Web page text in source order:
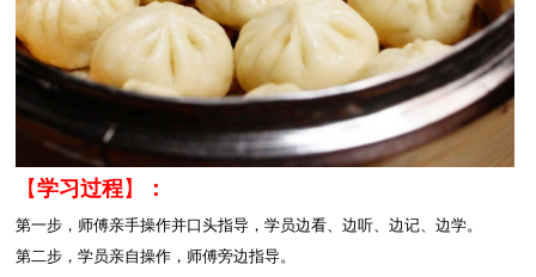
【学习过程】 ：
第一步，师傅亲手操作并口头指导，学员边看、边听、边记、边学。
第二步，学员亲自操作，师傅旁边指导。